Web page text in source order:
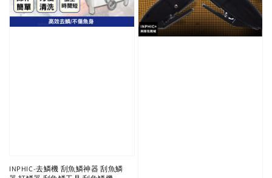
INPHIC-去鱗機 刮魚鱗神器 刮魚鱗